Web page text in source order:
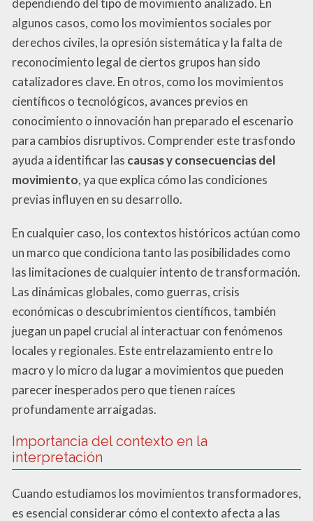
dependiendo del tipo de movimiento analizado. En
algunos casos, como los movimientos sociales por
derechos civiles, la opresión sistemática y la falta de
reconocimiento legal de ciertos grupos han sido
catalizadores clave. En otros, como los movimientos
científicos o tecnológicos, avances previos en
conocimiento o innovación han preparado el escenario
para cambios disruptivos. Comprender este trasfondo
ayuda a identificar las causas y consecuencias del
movimiento, ya que explica cómo las condiciones
previas influyen en su desarrollo.
En cualquier caso, los contextos históricos actúan como
un marco que condiciona tanto las posibilidades como
las limitaciones de cualquier intento de transformación.
Las dinámicas globales, como guerras, crisis
económicas o descubrimientos científicos, también
juegan un papel crucial al interactuar con fenómenos
locales y regionales. Este entrelazamiento entre lo
macro y lo micro da lugar a movimientos que pueden
parecer inesperados pero que tienen raíces
profundamente arraigadas.
Importancia del contexto en la
interpretación
Cuando estudiamos los movimientos transformadores,
es esencial considerar cómo el contexto afecta a las